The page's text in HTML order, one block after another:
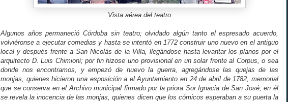
Vista aérea del teatro
Algunos años permaneció Córdoba sin teatro; olvidado algún tanto el espresado acuerdo,
volviéronse a ejecutar comedias y hasta se intentó en 1772 construir uno nuevo en el antiguo
local y después frente a San Nicolás de la Villa, llegándose hasta levantar los planos por el
arquitecto D. Luis Chimioni; por fin hizose uno provisional en un solar frente al Corpus, o sea
donde nos encontramos, y empezó de nuevo la guerra, agregándose las quejas de las
monjas, quienes hicieron una esposición a el Ayuntamiento en 24 de abril de 1782, memorial
que se conserva en el Archivo municipal firmado por la priora Sor Ignacia de San José; en él
se revela la inocencia de las monjas, quienes dicen que los cómicos esperaban a su puerta la